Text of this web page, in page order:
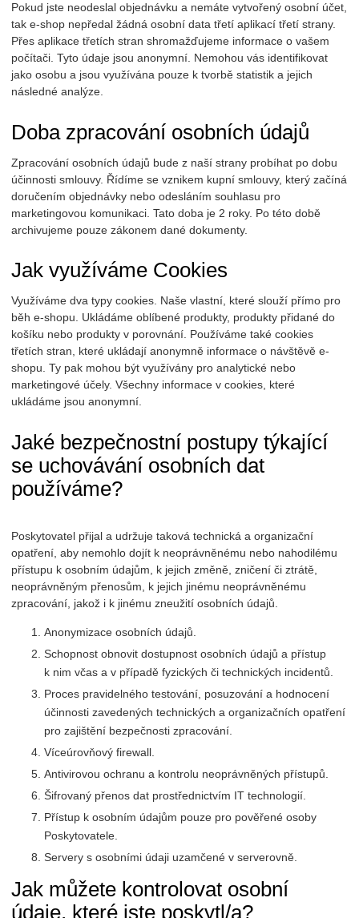
Pokud jste neodeslal objednávku a nemáte vytvořený osobní účet,
tak e-shop nepředal žádná osobní data třetí aplikací třetí strany.
Přes aplikace třetích stran shromažďujeme informace o vašem
počítači. Tyto údaje jsou anonymní. Nemohou vás identifikovat
jako osobu a jsou využívána pouze k tvorbě statistik a jejich
následné analýze.
Doba zpracování osobních údajů
Zpracování osobních údajů bude z naší strany probíhat po dobu
účinnosti smlouvy. Řídíme se vznikem kupní smlouvy, který začíná
doručením objednávky nebo odesláním souhlasu pro
marketingovou komunikaci. Tato doba je 2 roky. Po této době
archivujeme pouze zákonem dané dokumenty.
Jak využíváme Cookies
Využíváme dva typy cookies. Naše vlastní, které slouží přímo pro
běh e-shopu. Ukládáme oblíbené produkty, produkty přidané do
košíku nebo produkty v porovnání. Používáme také cookies
třetích stran, které ukládají anonymně informace o návštěvě e-
shopu. Ty pak mohou být využívány pro analytické nebo
marketingové účely. Všechny informace v cookies, které
ukládáme jsou anonymní.
Jaké bezpečnostní postupy týkající
se uchovávání osobních dat
používáme?
Poskytovatel přijal a udržuje taková technická a organizační
opatření, aby nemohlo dojít k neoprávněnému nebo nahodilému
přístupu k osobním údajům, k jejich změně, zničení či ztrátě,
neoprávněným přenosům, k jejich jinému neoprávněnému
zpracování, jakož i k jinému zneužití osobních údajů.
Anonymizace osobních údajů.
Schopnost obnovit dostupnost osobních údajů a přístup
k nim včas a v případě fyzických či technických incidentů.
Proces pravidelného testování, posuzování a hodnocení
účinnosti zavedených technických a organizačních opatření
pro zajištění bezpečnosti zpracování.
Víceúrovňový firewall.
Antivirovou ochranu a kontrolu neoprávněných přístupů.
Šifrovaný přenos dat prostřednictvím IT technologií.
Přístup k osobním údajům pouze pro pověřené osoby
Poskytovatele.
Servery s osobními údaji uzamčené v serverovně.
Jak můžete kontrolovat osobní
údaje, které jste poskytl/a?